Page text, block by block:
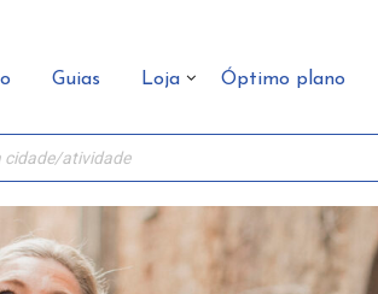
Guias Loja Óptimo plano